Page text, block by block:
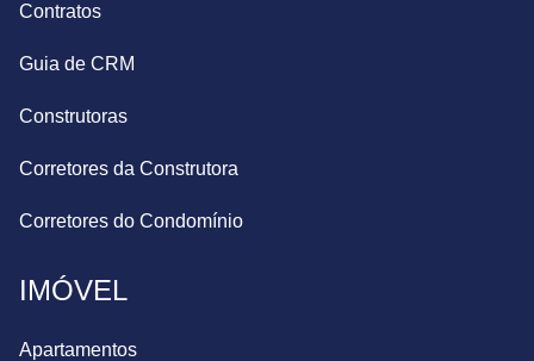
Contratos
Guia de CRM
Construtoras
Corretores da Construtora
Corretores do Condomínio
IMÓVEL
Apartamentos